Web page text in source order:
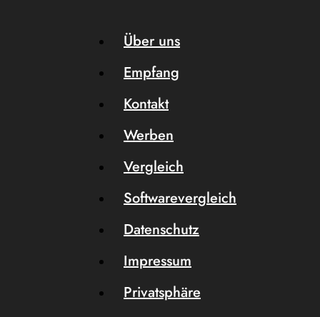
Über uns
Empfang
Kontakt
Werben
Vergleich
Softwarevergleich
Datenschutz
Impressum
Privatsphäre